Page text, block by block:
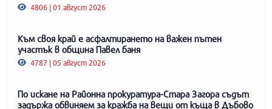
4806 | 01 август 2026
Към своя край е асфалтирането на важен пътен
участък в община Павел баня
4787 | 05 август 2026
По искане на Районна прокуратура-Стара Загора съдът
задържа обвиняем за кражба на вещи от къща в Дъбово